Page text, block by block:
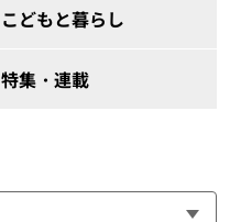
こどもと暮らし
特集・連載